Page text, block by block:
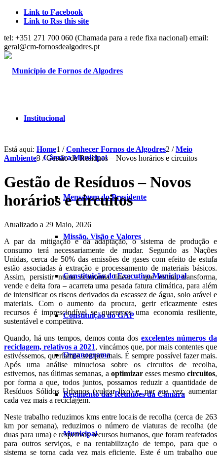
Link to Facebook
Link to Rss this site
tel: +351 271 700 060 (Chamada para a rede fixa nacional) email:
geral@cm-fornosdealgodres.pt
Institucional
Câmara Municipal
Mensagem do Presidente
Missão, Visão e Valores
Constituição do Executivo Municipal
Constituição do GAP
Organograma
Regimento das Reuniões da Câmara
Municipal
Está aqui: Home1 / Conhecer Fornos de Algodres2 / Meio
Ambiente3 / Gestão de Resíduos – Novos horários e circuitos
Gestão de Resíduos – Novos
horários e circuitos
Atualizado a 29 Maio, 2026
A par da mitigação e da adaptação, o sistema de produção e
consumo terá necessariamente de mudar. Segundo as Nações
Unidas, cerca de 50% das emissões de gases com efeito de estufa
estão associadas à extração e processamento de materiais básicos.
Assim, persistir numa economia linear – que extrai, transforma,
vende e deita fora – acarreta uma pesada fatura climática, para além
de intensificar os riscos derivados da escassez de água, solo arável e
materiais. Com o aumento da procura, gerir eficazmente estes
recursos é imprescindível se queremos uma economia resiliente,
sustentável e competitiva.
Quando, há uns tempos, demos conta dos excelentes números da
reciclagem, relativos a 2021, vincámos que, por mais contentes que
estivéssemos, queríamos sempre mais. É sempre possível fazer mais.
Após uma análise minuciosa sobre os circuitos de recolha,
estivemos, nas últimas semanas, a optimizaresses mesmo circuitos,
por forma a que, todos juntos, possamos reduzir a quantidade de
Resíduos Sólidos Urbanos (vulgar lixo) e, por sua vez, aumentar
cada vez mais a reciclagem.
Neste trabalho reduzimos kms entre locais de recolha (cerca de 263
km por semana), reduzimos o número de viaturas de recolha (de
duas para uma) e respetivos recursos humanos, que foram reafetados
para outros serviços, e na rentabilização de tempo, para que o
sistema se torna cada vez mais eficiente. Este é um trabalho que